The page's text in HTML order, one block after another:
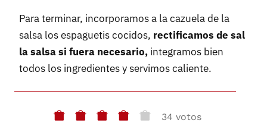
Para terminar, incorporamos a la cazuela de la
salsa los espaguetis cocidos, rectificamos de sal
la salsa si fuera necesario, integramos bien
todos los ingredientes y servimos caliente.
34 votos